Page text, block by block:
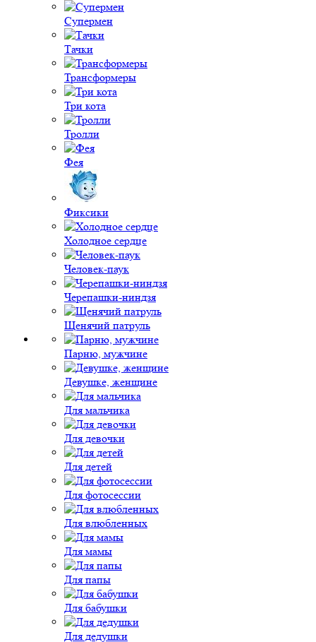
Супермен
Тачки
Трансформеры
Три кота
Тролли
Фея
Фиксики
Холодное сердце
Человек-паук
Черепашки-ниндзя
Щенячий патруль
Парню, мужчине
Девушке, женщине
Для мальчика
Для девочки
Для детей
Для фотосессии
Для влюбленных
Для мамы
Для папы
Для бабушки
Для дедушки